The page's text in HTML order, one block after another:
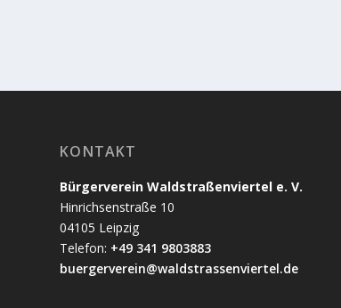
KONTAKT
Bürgerverein Waldstraßenviertel e. V.
Hinrichsenstraße 10
04105 Leipzig
Telefon: +49 341 9803883
buergerverein@waldstrassenviertel.de